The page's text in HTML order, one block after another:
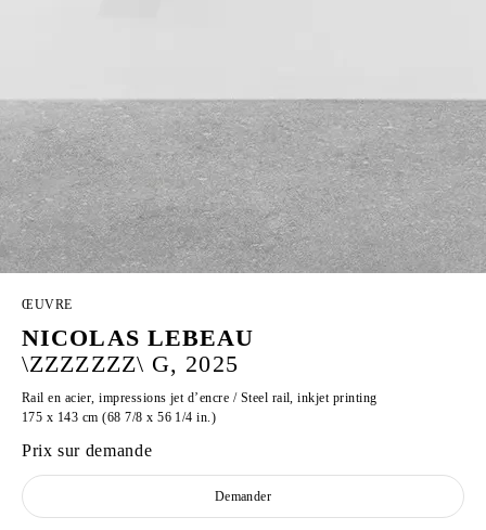
ŒUVRE
NICOLAS LEBEAU
\ZZZZZZZ\ G, 2025
Rail en acier, impressions jet d’encre / Steel rail, inkjet printing
175 x 143 cm (68 7/8 x 56 1/4 in.)
Prix sur demande
Demander